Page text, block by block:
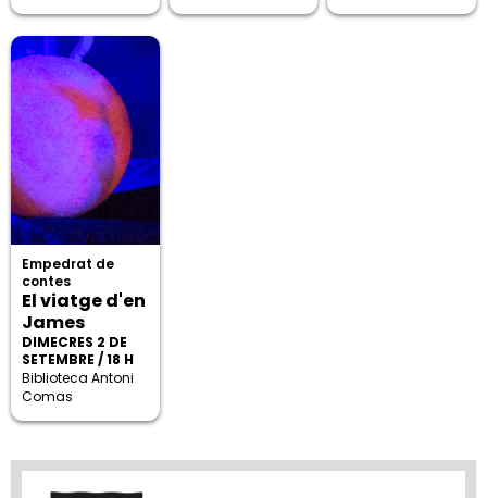
Empedrat de
contes
El viatge d'en
James
DIMECRES 2 DE
SETEMBRE / 18 H
Biblioteca Antoni
Comas